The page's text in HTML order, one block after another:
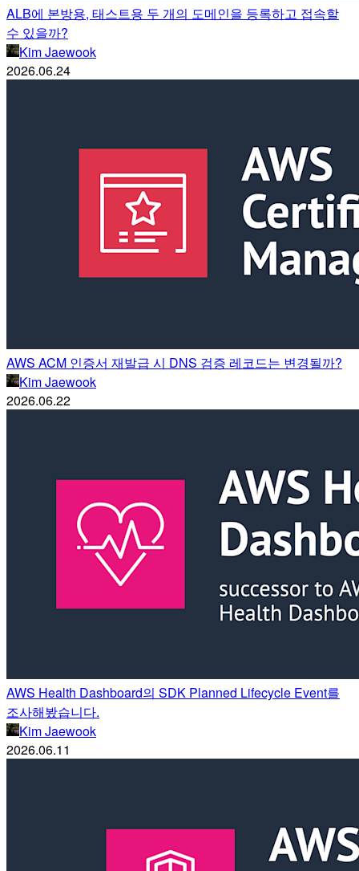
ALB에 본방용, 태스트용 두 개의 도메인을 등록하고 접속할
수 있을까?
Kim Jaewook
2026.06.24
AWS ACM 인증서 재발급 시 DNS 검증 레코드는 변경될까?
Kim Jaewook
2026.06.22
AWS Health Dashboard의 SDK Planned Lifecycle Event를
조사해봤습니다.
Kim Jaewook
2026.06.11